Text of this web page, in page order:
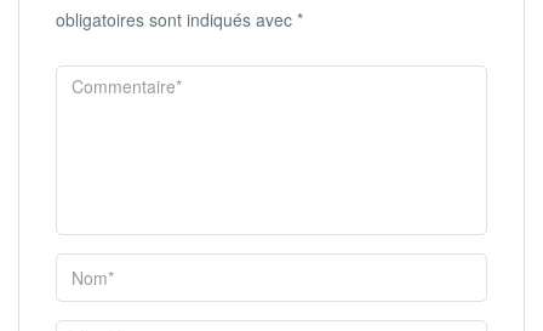
obligatoires sont indiqués avec *